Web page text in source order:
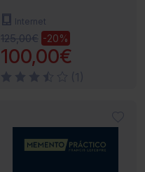
Internet
125,00€ -20%
100,00€